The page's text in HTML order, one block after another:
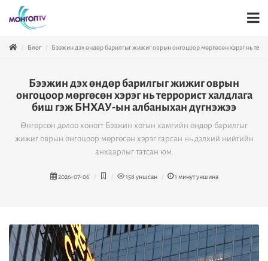
Блог Бээжин дэх өндөр барилгыг жижиг оврын онгоцоор мөргөсөн хэрэг нь
Бээжин дэх өндөр барилгыг жижиг оврын
онгоцоор мөргөсөн хэрэг нь террорист халдлага
биш гэж БНХАУ-ын албаныхан дүгнэжээ
Өнгөрсөн долоо хоногт Бээжин хотын хамгийн өндөр барилгыг
жижиг оврын онгоцоор мөргөсөн хэрэг гарсан нь дэлхий нийтийн
анхаарлыг татсан юм.
2026-07-06 158 уншсан 1 минут уншина